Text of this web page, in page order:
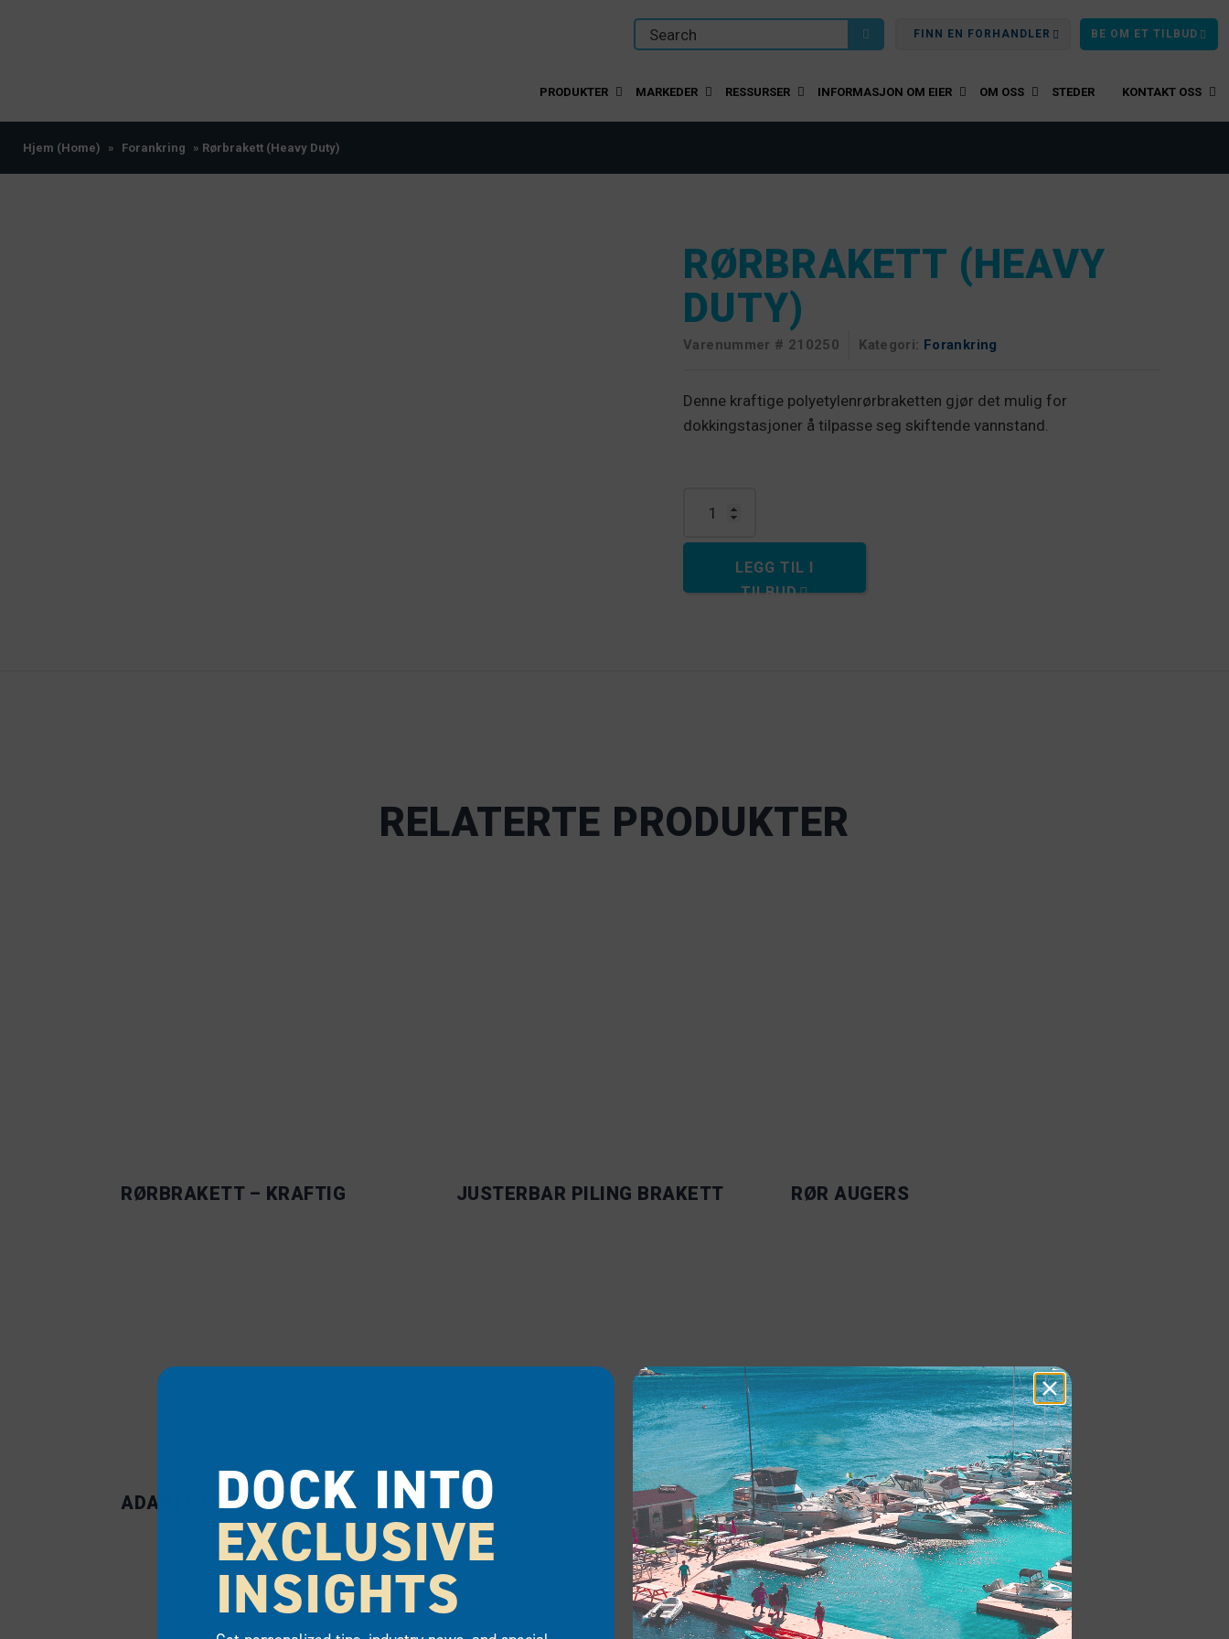
FINN EN FORHANDLER BE OM ET TILBUD
PRODUKTER MARKEDER RESSURSER INFORMASJON OM EIER OM OSS STEDER KONTAKT OSS
Hjem (Home) » Forankring » Rørbrakett (Heavy Duty)
RØRBRAKETT (HEAVY
DUTY)
Varenummer # 210250 Kategori: Forankring
Denne kraftige polyetylenrørbraketten gjør det mulig for
dokkingstasjoner å tilpasse seg skiftende vannstand.
LEGG TIL I
TILBUD
RELATERTE PRODUKTER
RØRBRAKETT – KRAFTIG JUSTERBAR PILING BRAKETT RØR AUGERS
ADAPTER HENGSELDOCK INTO
EXCLUSIVE
INSIGHTS